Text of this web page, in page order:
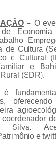
– O
de Cultura
e Cultural
e
(SDR).
é
coordenador
Silva.
e